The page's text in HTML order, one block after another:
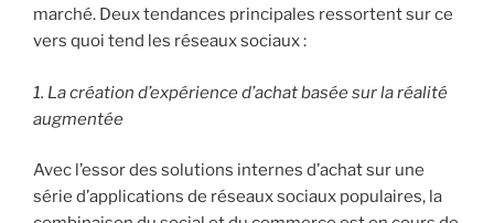
marché. Deux tendances principales ressortent sur ce
vers quoi tend les réseaux sociaux :
1. La création d’expérience d’achat basée sur la réalité
augmentée
Avec l’essor des solutions internes d’achat sur une
série d’applications de réseaux sociaux populaires, la